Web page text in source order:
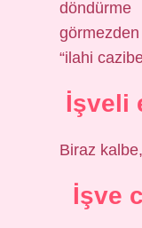
“ilahi
İşveli
Biraz
İşve